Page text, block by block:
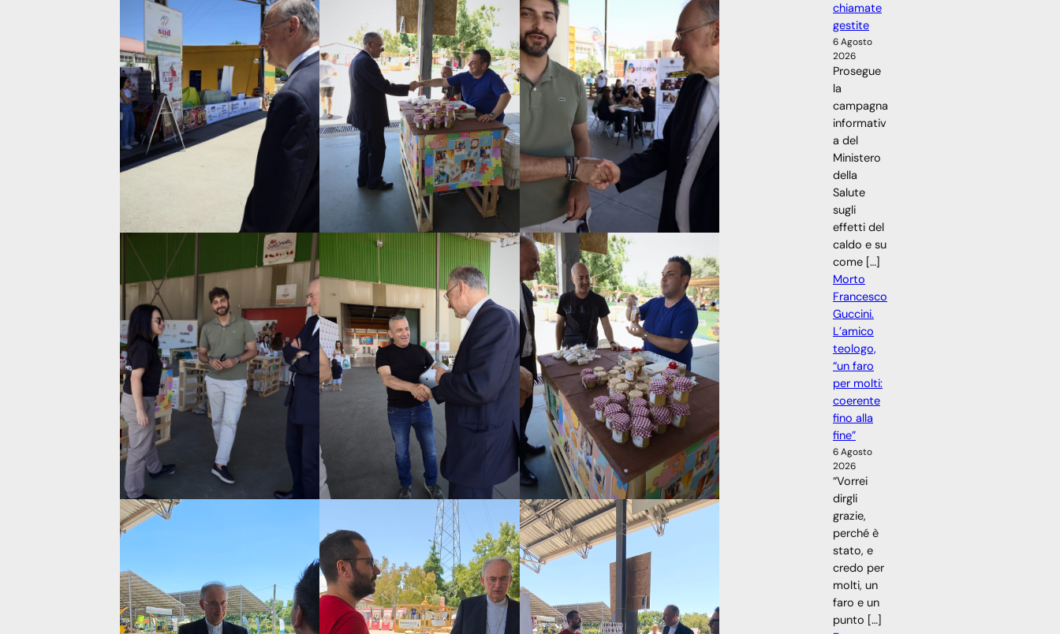
chiamate
gestite
6 Agosto
2026
Prosegue
la
campagna
informativ
a del
Ministero
della
Salute
sugli
effetti del
caldo e su
come […]
Morto
Francesco
Guccini.
L’amico
teologo,
“un faro
per molti:
coerente
fino alla
fine”
6 Agosto
2026
“Vorrei
dirgli
grazie,
perché è
stato, e
credo per
molti, un
faro e un
punto […]